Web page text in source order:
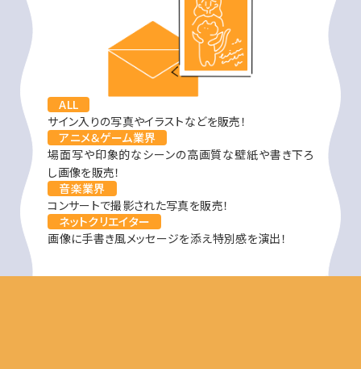
ALL
サイン入りの写真やイラストなどを販売！
アニメ＆ゲーム業界
場面写や印象的なシーンの高画質な壁紙や書き下ろ
し画像を販売！
音楽業界
コンサートで撮影された写真を販売！
ネットクリエイター
画像に手書き風メッセージを添え特別感を演出！